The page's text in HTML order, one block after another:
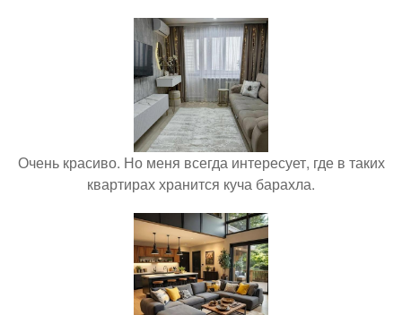
Очень красиво. Но меня всегда интересует, где в таких
квартирах хранится куча барахла.